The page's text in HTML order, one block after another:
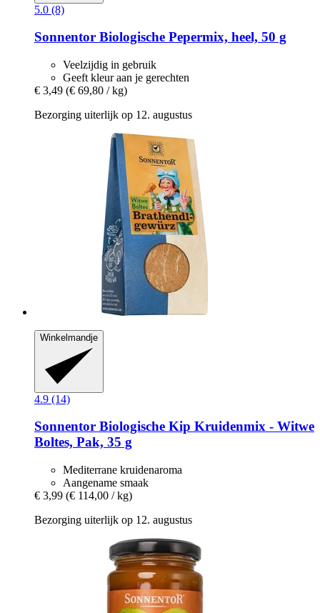
5.0 (8)
Sonnentor Biologische Pepermix, heel, 50 g
Veelzijdig in gebruik
Geeft kleur aan je gerechten
€ 3,49 (€ 69,80 / kg)
Bezorging uiterlijk op 12. augustus
Winkelmandje
4.9 (14)
Sonnentor Biologische Kip Kruidenmix -​ Witwe
Boltes, Pak, 35 g
Mediterrane kruidenaroma
Aangename smaak
€ 3,99 (€ 114,00 / kg)
Bezorging uiterlijk op 12. augustus